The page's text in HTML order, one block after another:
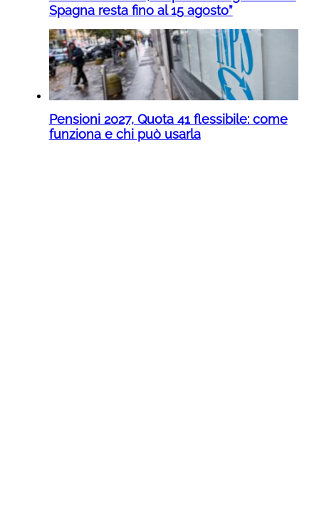
Spagna resta fino al 15 agosto”
Pensioni 2027, Quota 41 flessibile: come
funziona e chi può usarla